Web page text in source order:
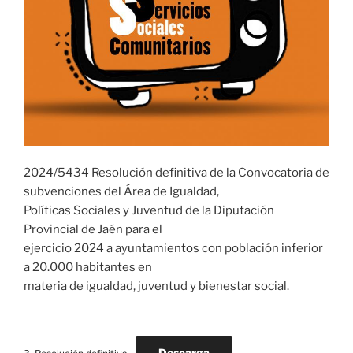
2024/5434 Resolución definitiva de la Convocatoria de
subvenciones del Área de Igualdad,
Políticas Sociales y Juventud de la Diputación
Provincial de Jaén para el
ejercicio 2024 a ayuntamientos con población inferior
a 20.000 habitantes en
materia de igualdad, juventud y bienestar social.